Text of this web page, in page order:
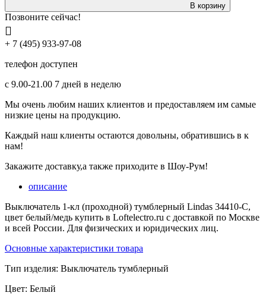
В корзину
Позвоните сейчас!
+ 7 (495) 933-97-08
телефон доступен
с 9.00-21.00 7 дней в неделю
Мы очень любим наших клиентов и предоставляем им самые
низкие цены на продукцию.
Каждый наш клиенты остаются довольны, обратившись в к
нам!
Закажите доставку,а также приходите в Шоу-Рум!
описание
Выключатель 1-кл (проходной) тумблерный Lindas 34410-C,
цвет белый/медь купить в Loftelectro.ru c доставкой по Москве
и всей России. Для физических и юридических лиц.
Основные характеристики товара
Тип изделия: Выключатель тумблерный
Цвет: Белый